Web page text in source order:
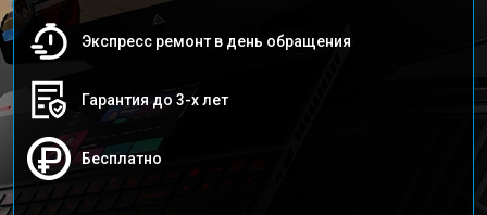
Экспресс ремонт в день обращения
Гарантия до 3-х лет
Бесплатно